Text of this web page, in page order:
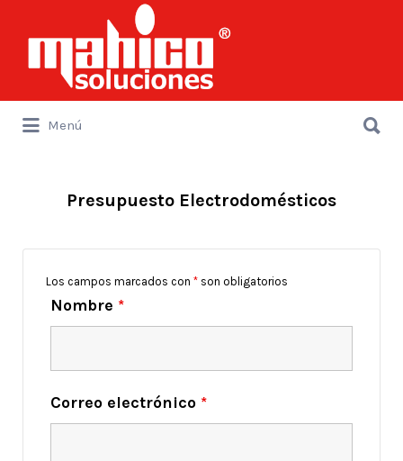
por:
Menú
por:
Presupuesto Electrodomésticos
Los campos marcados con * son obligatorios
Nombre *
Correo electrónico *